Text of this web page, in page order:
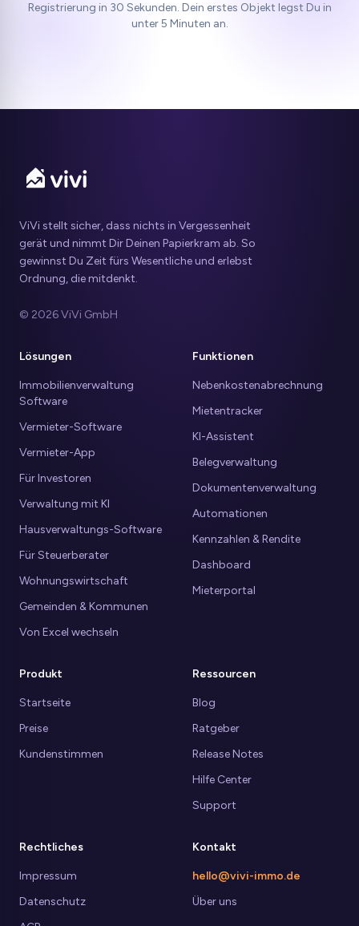
Registrierung in 30 Sekunden. Dein erstes Objekt legst Du in
unter 5 Minuten an.
ViVi stellt sicher, dass nichts in Vergessenheit
gerät und nimmt Dir Deinen Papierkram ab. So
gewinnst Du Zeit fürs Wesentliche und erlebst
Ordnung, die mitdenkt.
© 2026 ViVi GmbH
Produkt
Startseite
Preise
Kundenstimmen
Funktionen
Nebenkostenabrechnung
Mietentracker
KI-Assistent
Belegverwaltung
Dokumentenverwaltung
Automationen
Kennzahlen & Rendite
Dashboard
Mieterportal
Lösungen
Immobilienverwaltung
Software
Vermieter-Software
Vermieter-App
Für Investoren
Verwaltung mit KI
Hausverwaltungs-Software
Für Steuerberater
Wohnungswirtschaft
Gemeinden & Kommunen
Von Excel wechseln
Ressourcen
Blog
Ratgeber
Release Notes
Hilfe Center
Support
Rechtliches
Impressum
Datenschutz
Kontakt
hello@vivi-immo.de
Über uns